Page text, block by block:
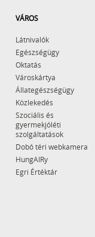
VÁROS
Látnivalók
Egészségügy
Oktatás
Városkártya
Állategészségügy
Közlekedés
Szociális és
gyermekjóléti
szolgáltatások
Dobó téri webkamera
HungAIRy
Egri Értéktár